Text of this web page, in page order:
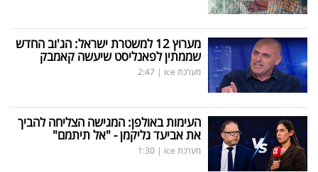
מערוץ 12 למשטרת ישראל: הג'וב החדש
שממתין לפאנליסט שיעשה קאמבק
מערכת ice |
2:47
העימות באולפן: המגישה הצליחה להביך
את אביעד גליקמן - "אל תיתמם"
מערכת ice |
1:30